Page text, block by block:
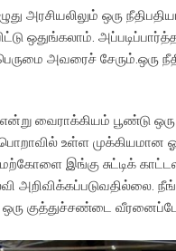
ஒரு
ஒதுங்கலாம்.
அவரைச் சேரும்.ஒரு
வைராக்கியம் பூண்டு
உள்ள
இங்கு சுட்டிக்
ஒரு குத்துச்சண்டை